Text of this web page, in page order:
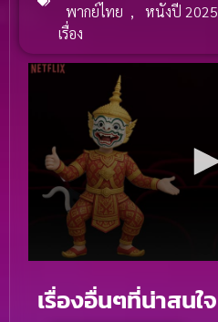
พากย์ไทย , หนังปี 2025
เรื่อง
เรื่องอื่นๆที่น่าสนใจ